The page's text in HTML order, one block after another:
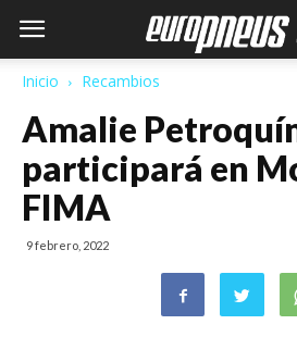
Inicio Recambios
Amalie
participará en
FIMA
9 febrero, 2022